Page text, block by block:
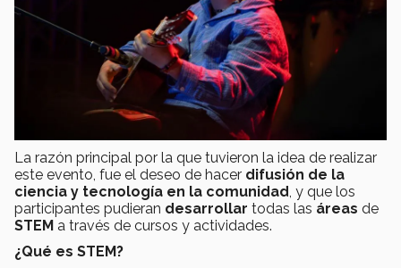
La razón principal por la que tuvieron la idea de realizar
este evento, fue el deseo de hacer difusión de la
ciencia y tecnología en la comunidad, y que los
participantes pudieran desarrollar todas las áreas de
STEM a través de cursos y actividades.
¿Qué es STEM?